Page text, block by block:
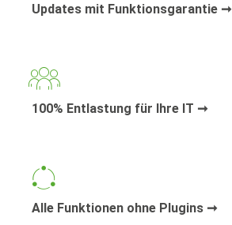
Updates mit Funktionsgarantie ➞
100% Entlastung für Ihre IT ➞
Alle Funktionen ohne Plugins ➞